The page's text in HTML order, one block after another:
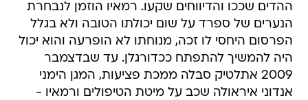
ההדים שככו והדיווחים שקעו. רמאיו הוזמן לנבחרת
הנערים של ספרד על שום יכולתו הטובה ולא בגלל
הפרסום היחסי לו זכה, מנוחתו לא הופרעה והוא יכול
היה להמשיך להתפתח ככדורגלן. עד שבדצמבר
2009 אתלטיק סבלה ממכת פציעות, המגן הימני
אנדוני איראולה שכב על מיטת הטיפולים ורמאיו -